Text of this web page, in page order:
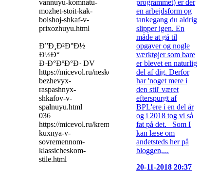
vannuyu-komnatu-
mozhet-stoit-kak-
bolshoj-shkaf-v-
prixozhuyu.html
Ð”Ð¸Ð²Ð°Ð½
Ð½Ð°
Ð·Ð°ÐºÐ°Ð· DV
https://micevol.ru/neskolko-
bezhevyx-
raspashnyx-
shkafov-v-
spalnuyu.html
036
https://micevol.ru/kremovaya-
kuxnya-v-
sovremennom-
klassicheskom-
stile.html
programmet) er der
en arbejdsform og
tankegang du aldrig
slipper igen. En
måde at gå til
opgaver og nogle
værktøjer som bare
er blevet en naturlig
del af dig. Derfor
har 'noget mere i
den stil' været
efterspurgt af
BPL'ere i en del år
og i 2018 tog vi så
fat på det. Som I
kan læse om
andetsteds her på
bloggen,...
20-11-2018 20:37